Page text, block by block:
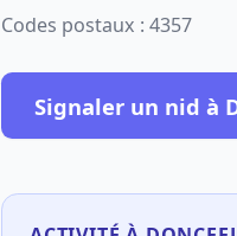
Codes postaux : 4357
Signaler un nid à